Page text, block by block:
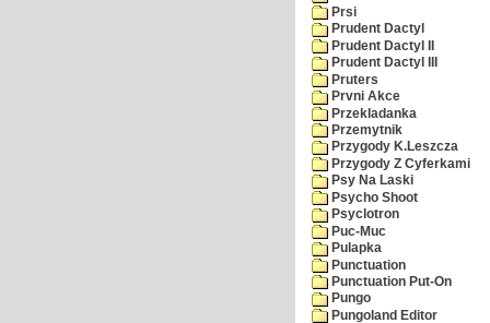
Prsi
Prudent Dactyl
Prudent Dactyl II
Prudent Dactyl III
Pruters
Prvni Akce
Przekladanka
Przemytnik
Przygody K.Leszcza
Przygody Z Cyferkami
Psy Na Laski
Psycho Shoot
Psyclotron
Puc-Muc
Pulapka
Punctuation
Punctuation Put-On
Pungo
Pungoland Editor